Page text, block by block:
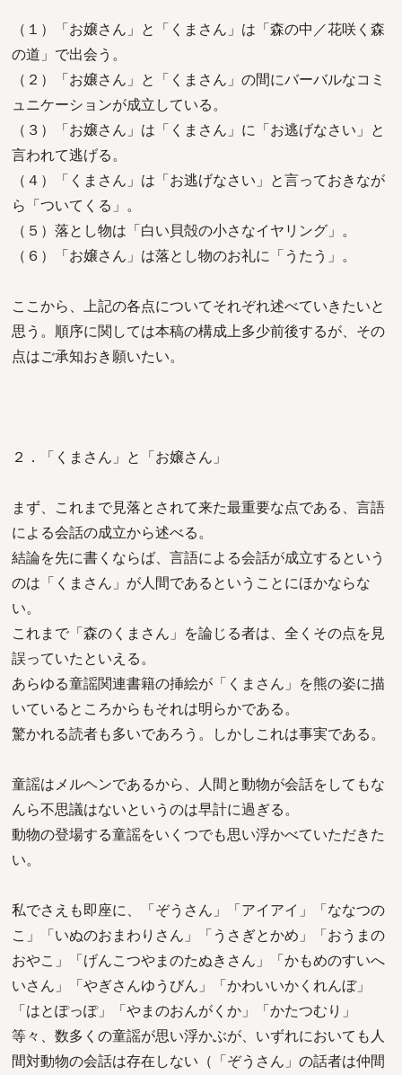
（１）「お嬢さん」と「くまさん」は「森の中／花咲く森
の道」で出会う。
（２）「お嬢さん」と「くまさん」の間にバーバルなコミ
ュニケーションが成立している。
（３）「お嬢さん」は「くまさん」に「お逃げなさい」と
言われて逃げる。
（４）「くまさん」は「お逃げなさい」と言っておきなが
ら「ついてくる」。
（５）落とし物は「白い貝殻の小さなイヤリング」。
（６）「お嬢さん」は落とし物のお礼に「うたう」。
ここから、上記の各点についてそれぞれ述べていきたいと
思う。順序に関しては本稿の構成上多少前後するが、その
点はご承知おき願いたい。
２．「くまさん」と「お嬢さん」
まず、これまで見落とされて来た最重要な点である、言語
による会話の成立から述べる。
結論を先に書くならば、言語による会話が成立するという
のは「くまさん」が人間であるということにほかならな
い。
これまで「森のくまさん」を論じる者は、全くその点を見
誤っていたといえる。
あらゆる童謡関連書籍の挿絵が「くまさん」を熊の姿に描
いているところからもそれは明らかである。
驚かれる読者も多いであろう。しかしこれは事実である。
童謡はメルヘンであるから、人間と動物が会話をしてもな
んら不思議はないというのは早計に過ぎる。
動物の登場する童謡をいくつでも思い浮かべていただきた
い。
私でさえも即座に、「ぞうさん」「アイアイ」「ななつの
こ」「いぬのおまわりさん」「うさぎとかめ」「おうまの
おやこ」「げんこつやまのたぬきさん」「かもめのすいへ
いさん」「やぎさんゆうびん」「かわいいかくれんぼ」
「はとぽっぽ」「やまのおんがくか」「かたつむり」
等々、数多くの童謡が思い浮かぶが、いずれにおいても人
間対動物の会話は存在しない（「ぞうさん」の話者は仲間